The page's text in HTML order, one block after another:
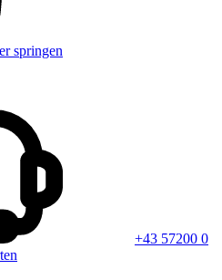
springen
+43 57200 0